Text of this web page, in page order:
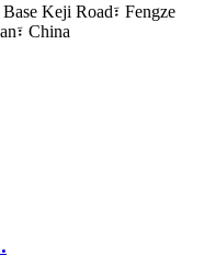
Keji Road፣ Fengze
China